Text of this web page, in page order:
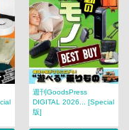
週刊GoodsPress
DIGITAL 2026... [Special
版]